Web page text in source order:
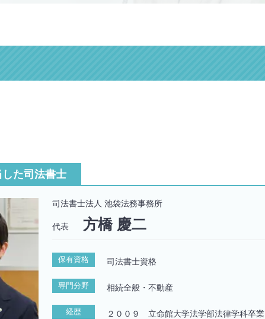
た司法書士
司法書士法人 池袋法務事務所
代表 方橋 慶二
保有資格 司法書士資格
専門分野 相続全般・不動産
経歴
２００９ 立命館大学法学部法律学科卒業